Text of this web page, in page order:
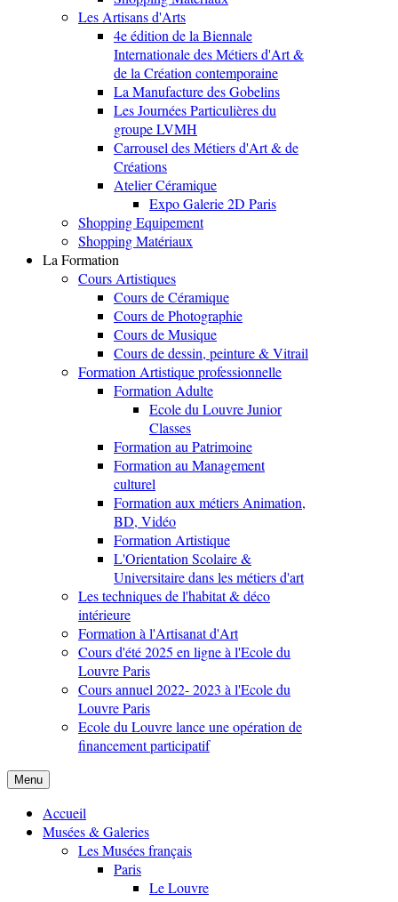
Les Artisans d'Arts
4e édition de la Biennale
Internationale des Métiers d'Art &
de la Création contemporaine
La Manufacture des Gobelins
Les Journées Particulières du
groupe LVMH
Carrousel des Métiers d'Art & de
Créations
Atelier Céramique
Expo Galerie 2D Paris
Shopping Equipement
Shopping Matériaux
La Formation
Cours Artistiques
Cours de Céramique
Cours de Photographie
Cours de Musique
Cours de dessin, peinture & Vitrail
Formation Artistique professionnelle
Formation Adulte
Ecole du Louvre Junior
Classes
Formation au Patrimoine
Formation au Management
culturel
Formation aux métiers Animation,
BD, Vidéo
Formation Artistique
L'Orientation Scolaire &
Universitaire dans les métiers d'art
Les techniques de l'habitat & déco
intérieure
Formation à l'Artisanat d'Art
Cours d'été 2025 en ligne à l'Ecole du
Louvre Paris
Cours annuel 2022- 2023 à l'Ecole du
Louvre Paris
Ecole du Louvre lance une opération de
financement participatif
Menu
Accueil
Musées & Galeries
Les Musées français
Paris
Le Louvre